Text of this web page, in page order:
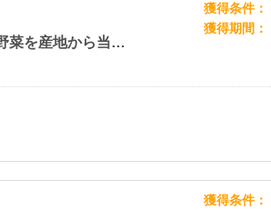
マスコミ取材多数！朝穫り無農薬野菜を産地から当日発送【無農薬野菜ミレー】
獲得条件
獲得期間
獲得条件